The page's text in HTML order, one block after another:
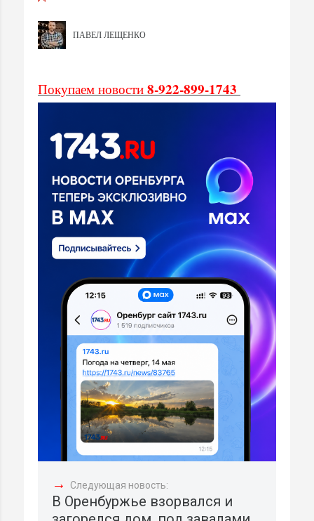
ПАВЕЛ ЛЕЩЕНКО
Покупаем новости 8-922-899-1743
→ Следующая новость:
В Оренбуржье взорвался и